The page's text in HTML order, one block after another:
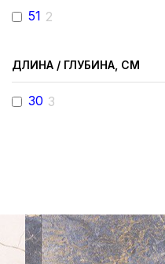
51 2
ДЛИНА / ГЛУБИНА, СМ
30 3